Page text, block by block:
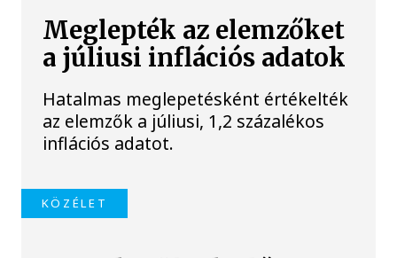
Meglepték az elemzőket
a júliusi inflációs adatok
Hatalmas meglepetésként értékelték
az elemzők a júliusi, 1,2 százalékos
inflációs adatot.
KÖZÉLET